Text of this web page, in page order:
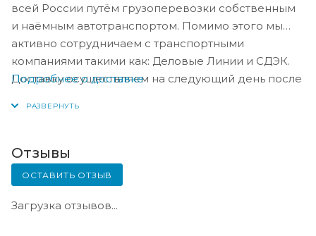
всей России путём грузоперевозки собственным
и наёмным автотранспортом. Помимо этого мы
активно сотрудничаем с транспортными
компаниями такими как: Деловые Линии и СДЭК.
Доставку осуществляем на следующий день после
Подробнее о доставке
Отзывы
ОСТАВИТЬ ОТЗЫВ
Загрузка отзывов...